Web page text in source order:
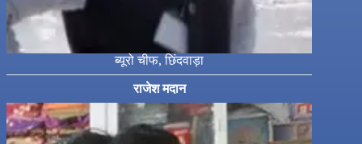
ब्यूरो चीफ, छिंदवाड़ा
राजेश मदान